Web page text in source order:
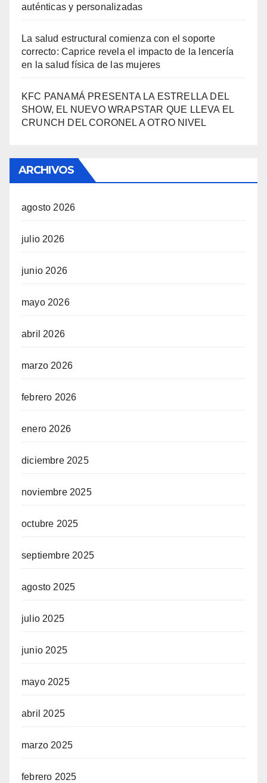
auténticas y personalizadas
La salud estructural comienza con el soporte
correcto: Caprice revela el impacto de la lencería
en la salud física de las mujeres
KFC PANAMÁ PRESENTA LA ESTRELLA DEL
SHOW, EL NUEVO WRAPSTAR QUE LLEVA EL
CRUNCH DEL CORONEL A OTRO NIVEL
ARCHIVOS
agosto 2026
julio 2026
junio 2026
mayo 2026
abril 2026
marzo 2026
febrero 2026
enero 2026
diciembre 2025
noviembre 2025
octubre 2025
septiembre 2025
agosto 2025
julio 2025
junio 2025
mayo 2025
abril 2025
marzo 2025
febrero 2025